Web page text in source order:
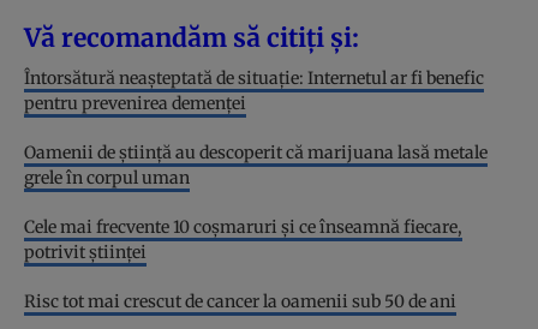
Vă recomandăm să citiți și:
Întorsătură neașteptată de situație: Internetul ar fi benefic
pentru prevenirea demenței
Oamenii de știință au descoperit că marijuana lasă metale
grele în corpul uman
Cele mai frecvente 10 coșmaruri și ce înseamnă fiecare,
potrivit științei
Risc tot mai crescut de cancer la oamenii sub 50 de ani